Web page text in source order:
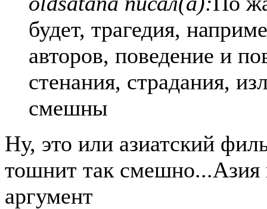
будет, трагедия,
авторов, поведение и
стенания, страдания,
смешны
Ну, это или азиатский
тошнит так смешно...Азия
аргумент